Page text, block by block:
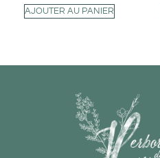
AJOUTER AU PANIER